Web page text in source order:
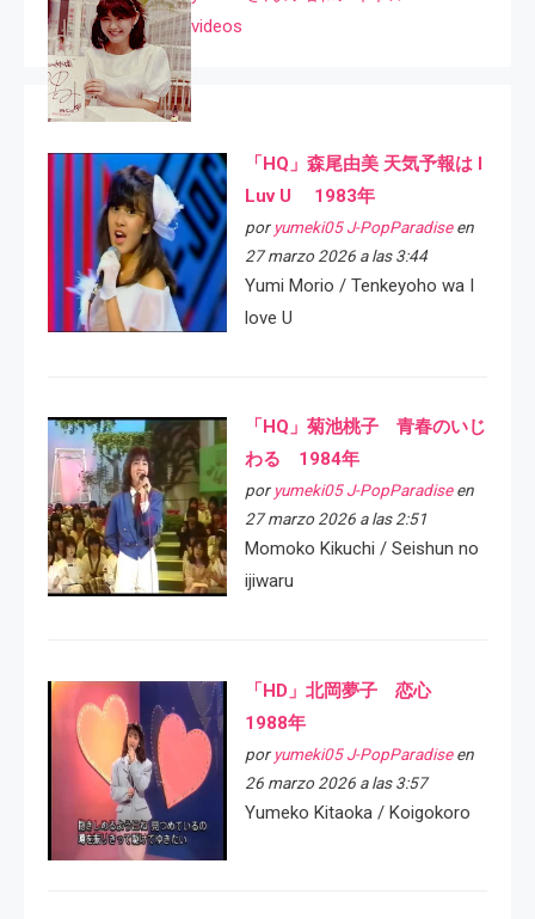
videos
「HQ」森尾由美 天気予報は I
Luv U 1983年
por yumeki05 J-PopParadiseen
27 marzo 2026 a las 3:44
Yumi Morio / Tenkeyoho wa I
love U
「HQ」菊池桃子 青春のいじ
わる 1984年
por yumeki05 J-PopParadiseen
27 marzo 2026 a las 2:51
Momoko Kikuchi / Seishun no
ijiwaru
「HD」北岡夢子 恋心
1988年
por yumeki05 J-PopParadiseen
26 marzo 2026 a las 3:57
Yumeko Kitaoka / Koigokoro